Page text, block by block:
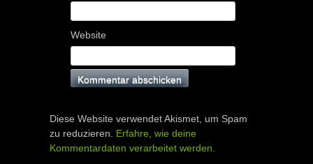
Website
Diese Website verwendet Akismet, um Spam
zu reduzieren. Erfahre, wie deine
Kommentardaten verarbeitet werden.